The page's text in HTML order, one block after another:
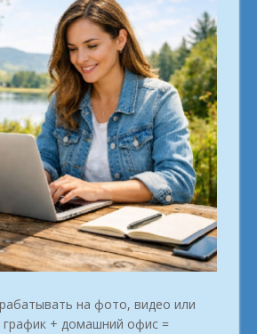
на фото, видео или
график + домашний офис =